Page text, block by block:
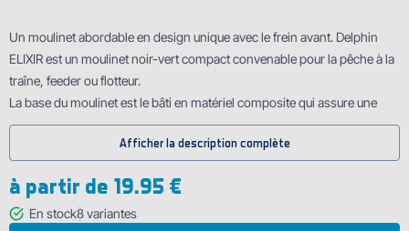
Un moulinet abordable en design unique avec le frein avant. Delphin
ELIXIR est un moulinet noir-vert compact convenable pour la pêche à la
traîne, feeder ou flotteur.
La base du moulinet est le bâti en matériel composite qui assure une
bonne durabilité. Le mécanisme avec le rotor et un ratio 5.1:1 (2T,3T),
5.2:1 (4T,5T) garantit le fonctionnement sans à-coups et un bon
allégées contribuent à la réduction du poids et le Delphin ELIXIR est ainsi
un compagnon excellent pour les longs séjours au bord de l'eau.
Afficher la description complète
à partir de 19.95 €
En stock8variantes